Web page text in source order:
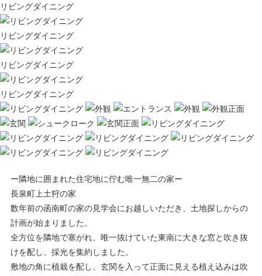
リビングダイニング
リビングダイニング
リビングダイニング
リビングダイニング
ー隣地に囲まれた住宅地に佇む唯一無二の家ー
長泉町上土狩の家
数年前の函南町の家の見学会にお越しいただき、土地探しからの
計画が始まりました。
全方位を隣地で塞がれ、唯一抜けていた東南に大きな窓と吹き抜
けを配し、採光を集約しました。
敷地の角に植栽を配し、玄関を入って正面に見える植え込みは吹